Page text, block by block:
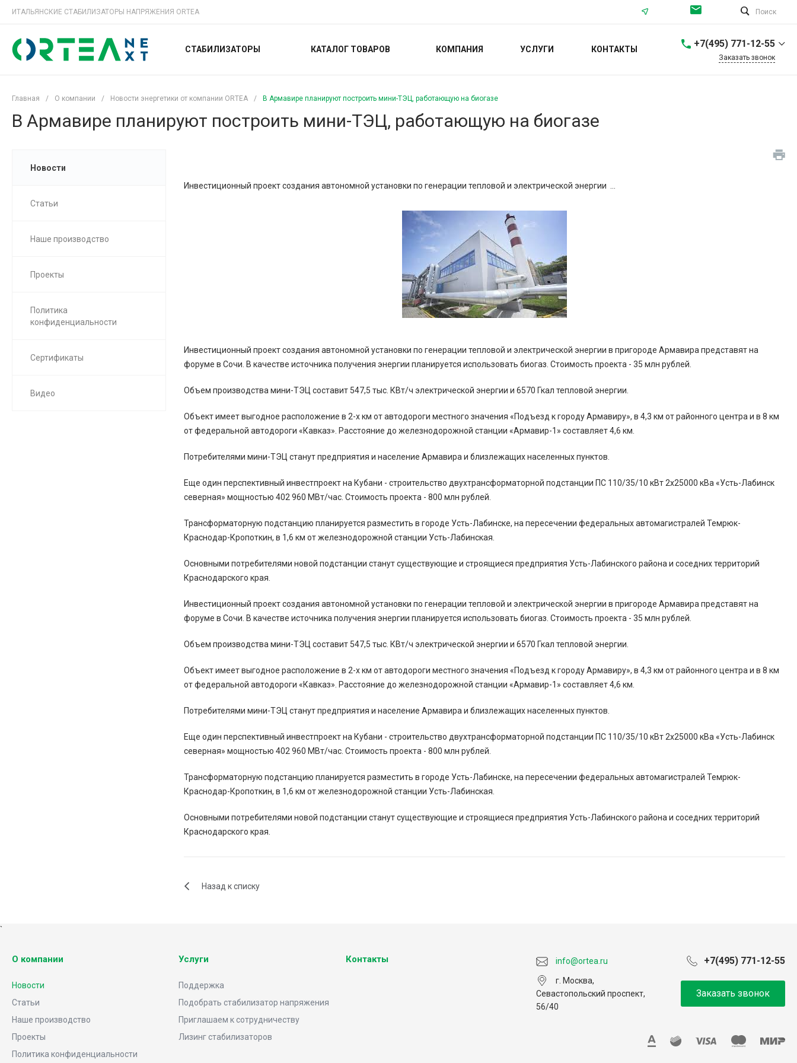
ИТАЛЬЯНСКИЕ СТАБИЛИЗАТОРЫ НАПРЯЖЕНИЯ ORTEA Поиск
СТАБИЛИЗАТОРЫ КАТАЛОГ ТОВАРОВ КОМПАНИЯ УСЛУГИ КОНТАКТЫ
+7(495) 771-12-55
Заказать звонок
Главная / О компании / Новости энергетики от компании ORTEA / В Армавире планируют построить мини-ТЭЦ, работающую на биогазе
В Армавире планируют построить мини-ТЭЦ, работающую на биогазе
Новости
Статьи
Наше производство
Проекты
Политика
конфиденциальности
Сертификаты
Видео
Инвестиционный проект создания автономной установки по генерации тепловой и электрической энергии ...
Инвестиционный проект создания автономной установки по генерации тепловой и электрической энергии в пригороде Армавира представят на
форуме в Сочи. В качестве источника получения энергии планируется использовать биогаз. Стоимость проекта - 35 млн рублей.
Объем производства мини-ТЭЦ составит 547,5 тыс. КВт/ч электрической энергии и 6570 Гкал тепловой энергии.
Объект имеет выгодное расположение в 2-х км от автодороги местного значения «Подъезд к городу Армавиру», в 4,3 км от районного центра и в 8 км
от федеральной автодороги «Кавказ». Расстояние до железнодорожной станции «Армавир-1» составляет 4,6 км.
Потребителями мини-ТЭЦ станут предприятия и население Армавира и близлежащих населенных пунктов.
Еще один перспективный инвестпроект на Кубани - строительство двухтрансформаторной подстанции ПС 110/35/10 кВт 2х25000 кВа «Усть-Лабинск
северная» мощностью 402 960 МВт/час. Стоимость проекта - 800 млн рублей.
Трансформаторную подстанцию планируется разместить в городе Усть-Лабинске, на пересечении федеральных автомагистралей Темрюк-
Краснодар-Кропоткин, в 1,6 км от железнодорожной станции Усть-Лабинская.
Основными потребителями новой подстанции станут существующие и строящиеся предприятия Усть-Лабинского района и соседних территорий
Краснодарского края.
Инвестиционный проект создания автономной установки по генерации тепловой и электрической энергии в пригороде Армавира представят на
форуме в Сочи. В качестве источника получения энергии планируется использовать биогаз. Стоимость проекта - 35 млн рублей.
Объем производства мини-ТЭЦ составит 547,5 тыс. КВт/ч электрической энергии и 6570 Гкал тепловой энергии.
Объект имеет выгодное расположение в 2-х км от автодороги местного значения «Подъезд к городу Армавиру», в 4,3 км от районного центра и в 8 км
от федеральной автодороги «Кавказ». Расстояние до железнодорожной станции «Армавир-1» составляет 4,6 км.
Потребителями мини-ТЭЦ станут предприятия и население Армавира и близлежащих населенных пунктов.
Еще один перспективный инвестпроект на Кубани - строительство двухтрансформаторной подстанции ПС 110/35/10 кВт 2х25000 кВа «Усть-Лабинск
северная» мощностью 402 960 МВт/час. Стоимость проекта - 800 млн рублей.
Трансформаторную подстанцию планируется разместить в городе Усть-Лабинске, на пересечении федеральных автомагистралей Темрюк-
Краснодар-Кропоткин, в 1,6 км от железнодорожной станции Усть-Лабинская.
Основными потребителями новой подстанции станут существующие и строящиеся предприятия Усть-Лабинского района и соседних территорий
Краснодарского края.
Назад к списку
`
О компании
Новости
Статьи
Наше производство
Проекты
Политика конфиденциальности
Услуги
Поддержка
Подобрать стабилизатор напряжения
Приглашаем к сотрудничеству
Лизинг стабилизаторов
Контакты info@ortea.ru +7(495) 771-12-55
г. Москва,
Севастопольский проспект,
56/40
Заказать звонок